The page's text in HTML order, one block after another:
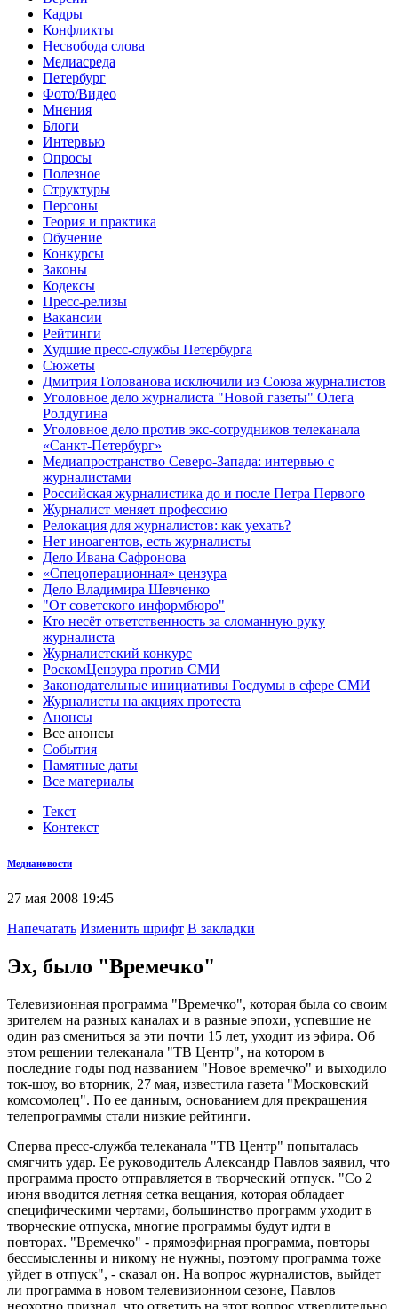
Кадры
Конфликты
Несвобода слова
Медиасреда
Петербург
Фото/Видео
Мнения
Блоги
Интервью
Опросы
Полезное
Структуры
Персоны
Теория и практика
Обучение
Конкурсы
Законы
Кодексы
Пресс-релизы
Вакансии
Рейтинги
Худшие пресс-службы Петербурга
Сюжеты
Дмитрия Голованова исключили из Союза журналистов
Уголовное дело журналиста "Новой газеты" Олега
Ролдугина
Уголовное дело против экс-сотрудников телеканала
«Санкт-Петербург»
Медиапространство Северо-Запада: интервью с
журналистами
Российская журналистика до и после Петра Первого
Журналист меняет профессию
Релокация для журналистов: как уехать?
Нет иноагентов, есть журналисты
Дело Ивана Сафронова
«Спецоперационная» цензура
Дело Владимира Шевченко
"От советского информбюро"
Кто несёт ответственность за сломанную руку
журналиста
Журналистский конкурс
РоскомЦензура против СМИ
Законодательные инициативы Госдумы в сфере СМИ
Журналисты на акциях протеста
Анонсы
Все анонсы
События
Памятные даты
Все материалы
Текст
Контекст
Медиановости
27 мая 2008 19:45
Напечатать Изменить шрифт В закладки
Эх, было "Времечко"
Телевизионная программа "Времечко", которая была со своим
зрителем на разных каналах и в разные эпохи, успевшие не
один раз смениться за эти почти 15 лет, уходит из эфира. Об
этом решении телеканала "ТВ Центр", на котором в
последние годы под названием "Новое времечко" и выходило
ток-шоу, во вторник, 27 мая, известила газета "Московский
комсомолец". По ее данным, основанием для прекращения
телепрограммы стали низкие рейтинги.
Сперва пресс-служба телеканала "ТВ Центр" попыталась
смягчить удар. Ее руководитель Александр Павлов заявил, что
программа просто отправляется в творческий отпуск. "Со 2
июня вводится летняя сетка вещания, которая обладает
специфическими чертами, большинство программ уходит в
творческие отпуска, многие программы будут идти в
повторах. "Времечко" - прямоэфирная программа, повторы
бессмысленны и никому не нужны, поэтому программа тоже
уйдет в отпуск", - сказал он. На вопрос журналистов, выйдет
ли программа в новом телевизионном сезоне, Павлов
неохотно признал, что ответить на этот вопрос утвердительно